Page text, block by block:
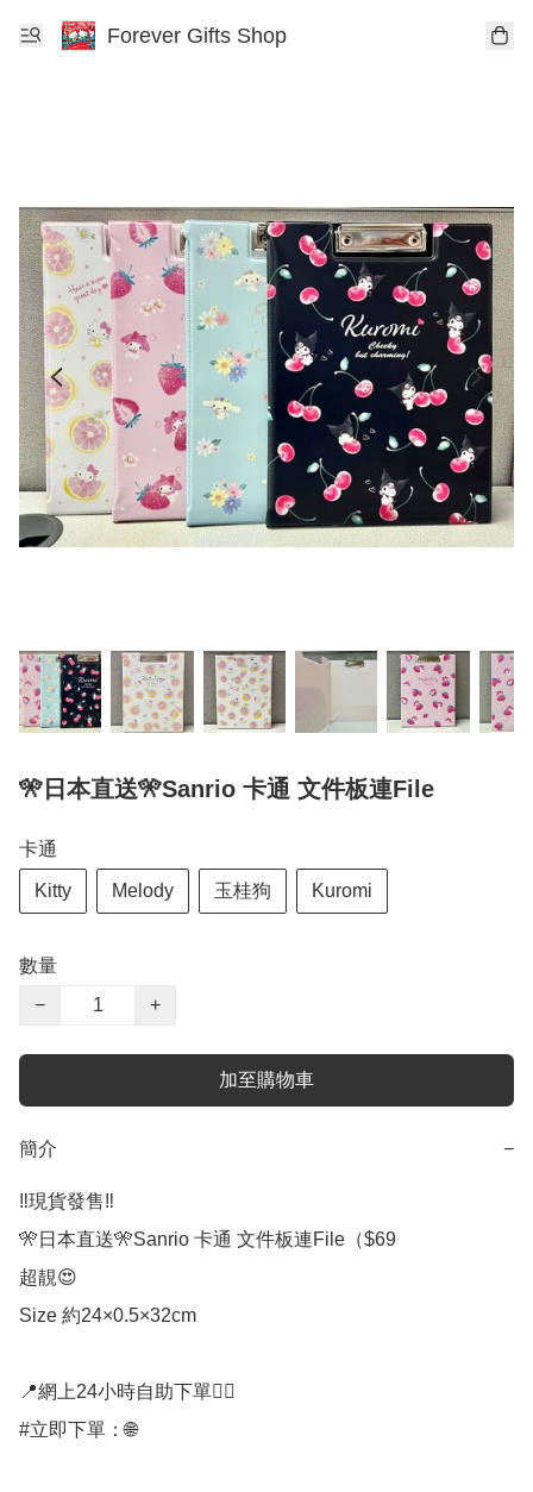
Forever Gifts Shop
🎌日本直送🎌Sanrio 卡通 文件板連File
卡通
Kitty Melody 玉桂狗 Kuromi
數量
−
+
加至購物車
簡介 −
‼️現貨發售‼️
🎌日本直送🎌Sanrio 卡通 文件板連File（$69
超靚😍
Size 約24×0.5×32cm
📍網上24小時自助下單👍🏻
#立即下單：🌐